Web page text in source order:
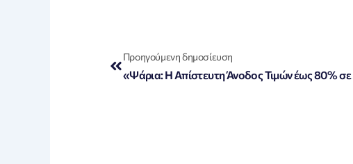
Προηγούμενη δημοσίευση